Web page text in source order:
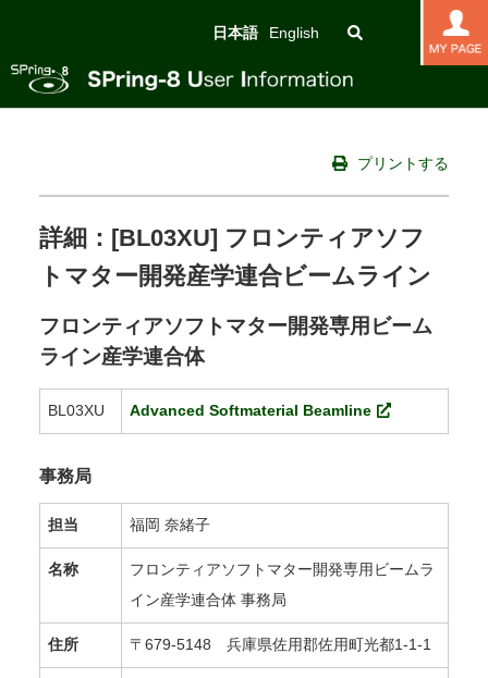
日本語 English
プリントする
詳細：[BL03XU] フロンティアソフ
トマター開発産学連合ビームライン
フロンティアソフトマター開発専用ビーム
ライン産学連合体
BL03XU Advanced Softmaterial Beamline
事務局
担当 福岡 奈緒子
名称
フロンティアソフトマター開発専用ビームラ
イン産学連合体 事務局
住所 〒679-5148 兵庫県佐用郡佐用町光都1-1-1